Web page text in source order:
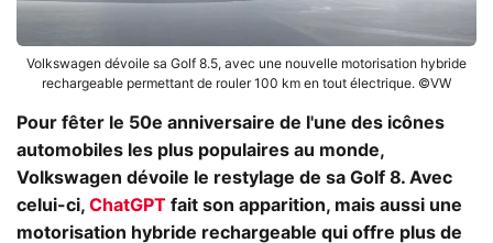
Volkswagen dévoile sa Golf 8.5, avec une nouvelle motorisation hybride
rechargeable permettant de rouler 100 km en tout électrique. ©VW
Pour fêter le 50e anniversaire de l'une des icônes
automobiles les plus populaires au monde,
Volkswagen dévoile le restylage de sa Golf 8. Avec
celui-ci, ChatGPT fait son apparition, mais aussi une
motorisation hybride rechargeable qui offre plus de